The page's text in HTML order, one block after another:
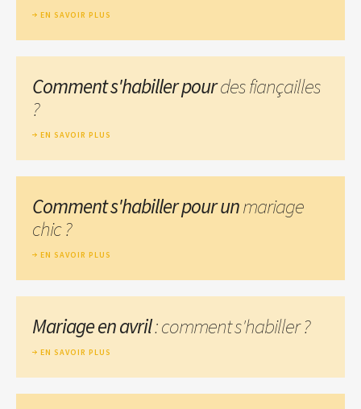
EN SAVOIR PLUS
Comment s'habiller pourdes fiançailles
?
EN SAVOIR PLUS
Comment s'habiller pour unmariage
chic ?
EN SAVOIR PLUS
Mariage en avril: comment s'habiller ?
EN SAVOIR PLUS